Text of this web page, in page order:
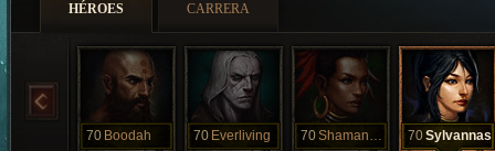
HÉROES CARRERA
70 Boodah 70 Everliving 70 Shamanala 70Sylvannas